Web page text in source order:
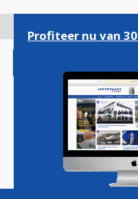
gaan
Magazine
Profiteer nu van